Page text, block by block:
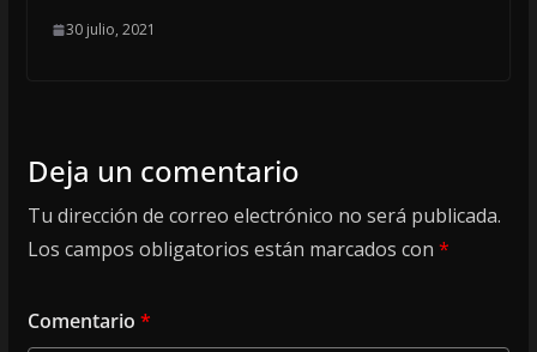
30 julio, 2021
Deja un comentario
Tu dirección de correo electrónico no será publicada.
Los campos obligatorios están marcados con *
Comentario *